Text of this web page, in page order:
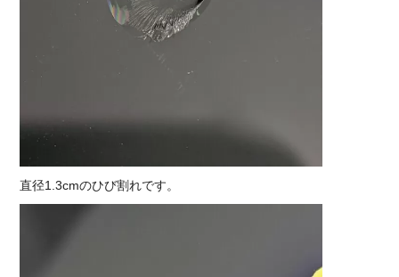
直径1.3cmのひび割れです。